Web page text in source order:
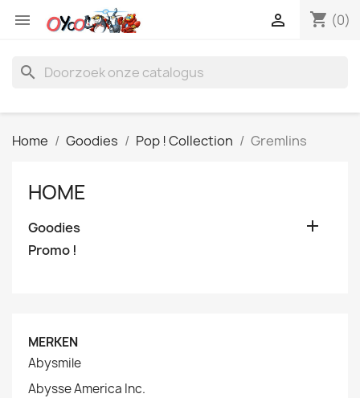
 shopping_cart (0)

search
Home Goodies Pop ! Collection Gremlins
HOME
Goodies 
Promo !
MERKEN
Abysmile
Abysse America Inc.